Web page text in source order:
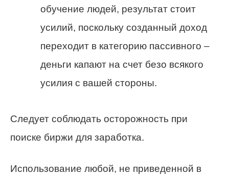
обучение людей, результат стоит
усилий, поскольку созданный доход
переходит в категорию пассивного –
деньги капают на счет безо всякого
усилия с вашей стороны.
Следует соблюдать осторожность при
поиске биржи для заработка.
Использование любой, не приведенной в